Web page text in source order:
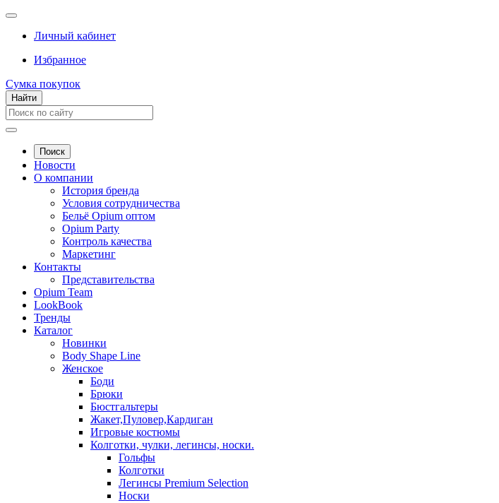
Личный кабинет
Избранное
Сумка покупок
Найти
Поиск
Новости
О компании
История бренда
Условия сотрудничества
Бельё Opium оптом
Opium Party
Контроль качества
Маркетинг
Контакты
Представительства
Opium Team
LookBook
Тренды
Каталог
Новинки
Body Shape Line
Женское
Боди
Брюки
Бюстгальтеры
Жакет,Пуловер,Кардиган
Игровые костюмы
Колготки, чулки, легинсы, носки.
Гольфы
Колготки
Легинсы Premium Selection
Носки